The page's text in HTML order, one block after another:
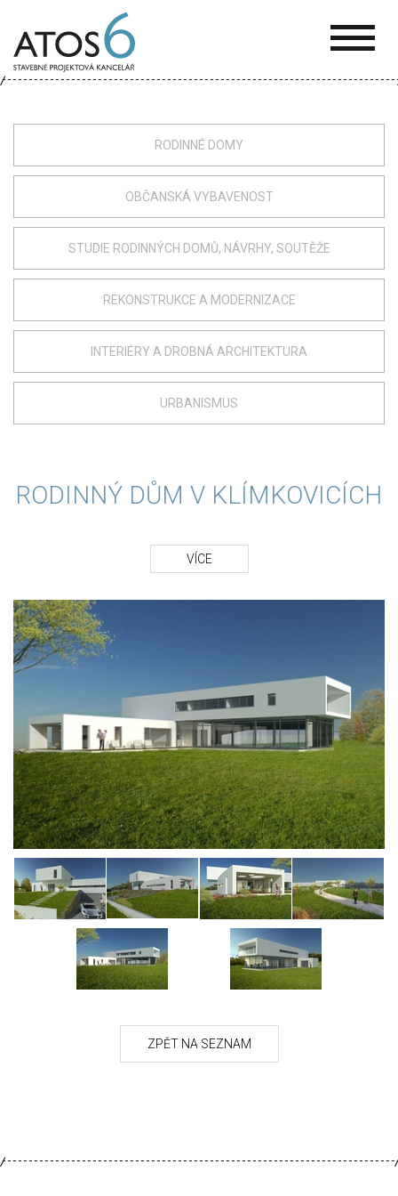
6
RODINNÉ DOMY
OBČANSKÁ VYBAVENOST
STUDIE RODINNÝCH DOMŮ, NÁVRHY, SOUTĚŽE
REKONSTRUKCE A MODERNIZACE
INTERIÉRY A DROBNÁ ARCHITEKTURA
URBANISMUS
RODINNÝ DŮM V KLÍMKOVICÍCH
VÍCE